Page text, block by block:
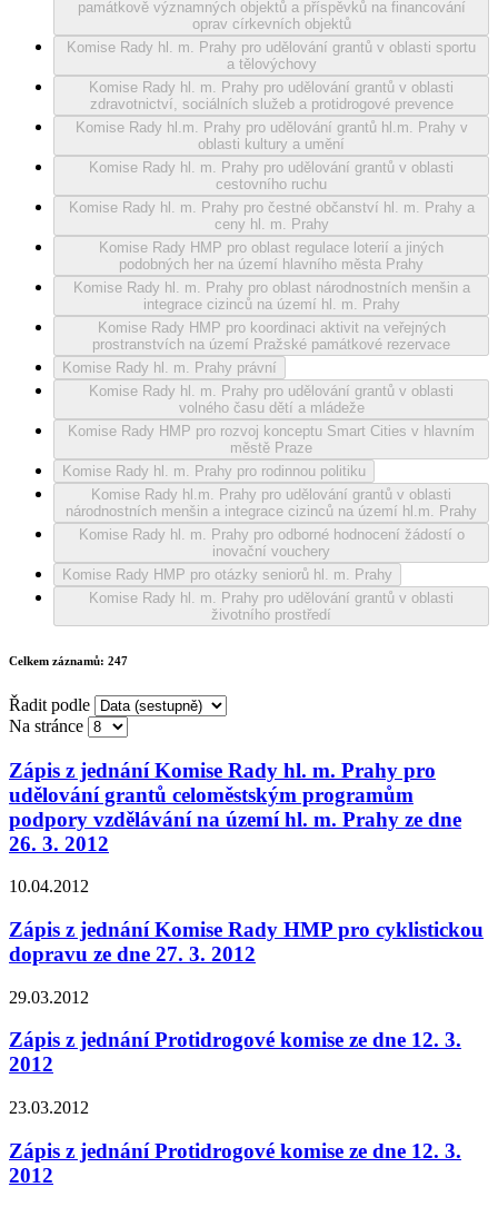
památkově významných objektů a příspěvků na financování
oprav církevních objektů
Komise Rady hl. m. Prahy pro udělování grantů v oblasti sportu
a tělovýchovy
Komise Rady hl. m. Prahy pro udělování grantů v oblasti
zdravotnictví, sociálních služeb a protidrogové prevence
Komise Rady hl.m. Prahy pro udělování grantů hl.m. Prahy v
oblasti kultury a umění
Komise Rady hl. m. Prahy pro udělování grantů v oblasti
cestovního ruchu
Komise Rady hl. m. Prahy pro čestné občanství hl. m. Prahy a
ceny hl. m. Prahy
Komise Rady HMP pro oblast regulace loterií a jiných
podobných her na území hlavního města Prahy
Komise Rady hl. m. Prahy pro oblast národnostních menšin a
integrace cizinců na území hl. m. Prahy
Komise Rady HMP pro koordinaci aktivit na veřejných
prostranstvích na území Pražské památkové rezervace
Komise Rady hl. m. Prahy právní
Komise Rady hl. m. Prahy pro udělování grantů v oblasti
volného času dětí a mládeže
Komise Rady HMP pro rozvoj konceptu Smart Cities v hlavním
městě Praze
Komise Rady hl. m. Prahy pro rodinnou politiku
Komise Rady hl.m. Prahy pro udělování grantů v oblasti
národnostních menšin a integrace cizinců na území hl.m. Prahy
Komise Rady hl. m. Prahy pro odborné hodnocení žádostí o
inovační vouchery
Komise Rady HMP pro otázky seniorů hl. m. Prahy
Komise Rady hl. m. Prahy pro udělování grantů v oblasti
životního prostředí
Celkem záznamů: 247
Řadit podle
Na stránce
Zápis z jednání Komise Rady hl. m. Prahy pro
udělování grantů celoměstským programům
podpory vzdělávání na území hl. m. Prahy ze dne
26. 3. 2012
10.04.2012
Zápis z jednání Komise Rady HMP pro cyklistickou
dopravu ze dne 27. 3. 2012
29.03.2012
Zápis z jednání Protidrogové komise ze dne 12. 3.
2012
23.03.2012
Zápis z jednání Protidrogové komise ze dne 12. 3.
2012